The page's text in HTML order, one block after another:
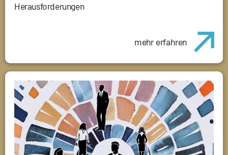
Herausforderungen
mehr erfahren